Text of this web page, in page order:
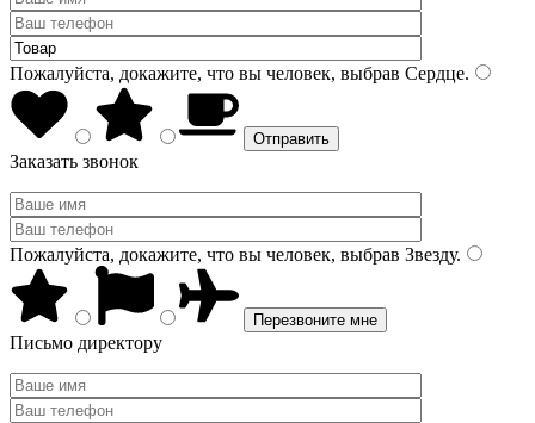
Пожалуйста, докажите, что вы человек, выбрав Сердце.
Заказать звонок
Пожалуйста, докажите, что вы человек, выбрав Звезду.
Письмо директору